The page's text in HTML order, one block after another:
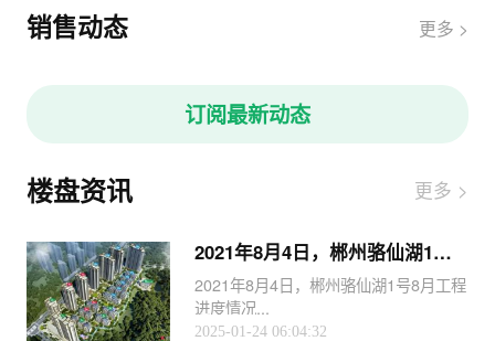
销售动态 更多 >
订阅最新动态
更多 >
楼盘资讯
2021年8月4日，郴州骆仙湖1号8月工程进度如下
2021年8月4日，郴州骆仙湖1号8月工程
进度情况...
2025-01-24 06:04:32